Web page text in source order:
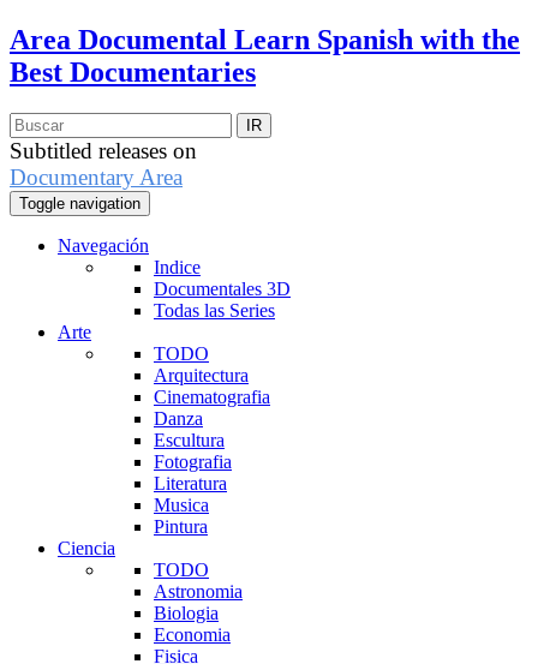
Area Documental Learn Spanish with the
Best Documentaries
Subtitled releases on
Documentary Area
Toggle navigation
Navegación
Indice
Documentales 3D
Todas las Series
Arte
TODO
Arquitectura
Cinematografia
Danza
Escultura
Fotografia
Literatura
Musica
Pintura
Ciencia
TODO
Astronomia
Biologia
Economia
Fisica